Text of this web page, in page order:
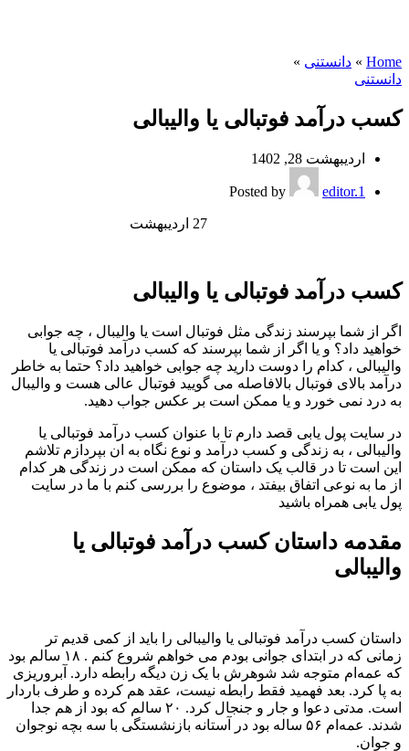
Home
» دانستنی »
دانستنی
کسب درآمد فوتبالی یا والیبالی
اردیبهشت 28, 1402
Posted by editor.1
27 اردیبهشت
کسب درآمد فوتبالی یا والیبالی
اگر از شما بپرسند زندگی مثل فوتبال است یا والیبال ، چه جوابی
خواهید داد؟ و یا اگر از شما بپرسند که کسب درآمد فوتبالی یا
والیبالی ، کدام را دوست دارید چه جوابی خواهید داد؟ حتما به خاطر
درآمد بالای فوتبال بالافاصله می گویید فوتبال عالی هست و والیبال
به درد نمی خورد و یا ممکن است بر عکس جواب دهید.
در سایت پول یابی قصد دارم تا با عنوان کسب درآمد فوتبالی یا
والیبالی ، به زندگی و کسب درآمد و نوع نگاه به ان بپردازم تلاشم
این است تا در قالب یک داستان که ممکن است در زندگی هر کدام
از ما به نوعی اتفاق بیفتد ، موضوع را بررسی کنم با ما در سایت
پول یابی همراه باشید
مقدمه داستان کسب درآمد فوتبالی یا
والیبالی
داستان کسب درآمد فوتبالی یا والیبالی را باید از کمی قدیم تر
زمانی که در ابتدای جوانی بودم می خواهم شروع کنم . ۱۸ سالم بود
که عمه‌ام متوجه شد شوهرش با یک زن دیگه رابطه دارد. آبروریزی
به پا کرد. بعد فهمید فقط رابطه نیست، عقد هم کرده و طرف باردار
است. مدتی دعوا و جار و جنجال کرد. ۲۰ سالم که بود از هم جدا
شدند. عمه‌ام ۵۶ ساله بود در آستانه بازنشستگی با سه بچه نوجوان
و جوان.